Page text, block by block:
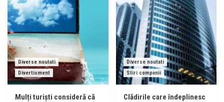
Diverse noutati
Divertisment
Mulți turiști consideră că
Diverse noutati
Stiri companii
Clădirile care îndeplinesc